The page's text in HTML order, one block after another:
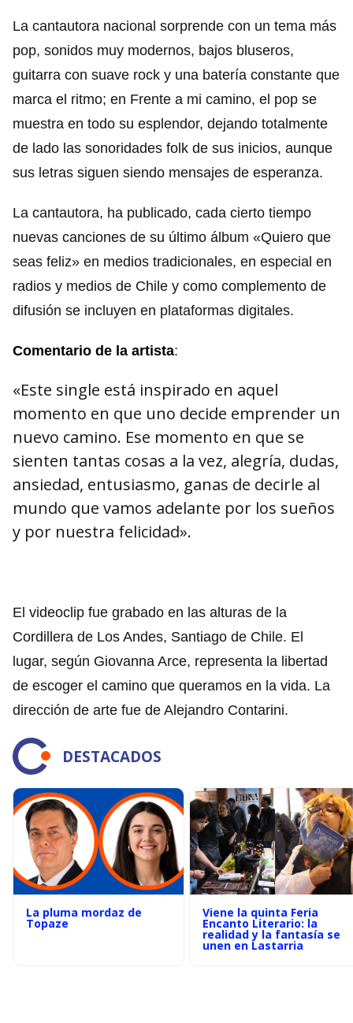
La cantautora nacional sorprende con un tema más
pop, sonidos muy modernos, bajos bluseros,
guitarra con suave rock y una batería constante que
marca el ritmo; en Frente a mi camino, el pop se
muestra en todo su esplendor, dejando totalmente
de lado las sonoridades folk de sus inicios, aunque
sus letras siguen siendo mensajes de esperanza.
La cantautora, ha publicado, cada cierto tiempo
nuevas canciones de su último álbum «Quiero que
seas feliz» en medios tradicionales, en especial en
radios y medios de Chile y como complemento de
difusión se incluyen en plataformas digitales.
Comentario de la artista:
«Este single está inspirado en aquel
momento en que uno decide emprender un
nuevo camino. Ese momento en que se
sienten tantas cosas a la vez, alegría, dudas,
ansiedad, entusiasmo, ganas de decirle al
mundo que vamos adelante por los sueños
y por nuestra felicidad».
El videoclip fue grabado en las alturas de la
Cordillera de Los Andes, Santiago de Chile. El
lugar, según Giovanna Arce, representa la libertad
de escoger el camino que queramos en la vida. La
dirección de arte fue de Alejandro Contarini.
DESTACADOS
La pluma mordaz de
Topaze
Viene la quinta Feria
Encanto Literario: la
realidad y la fantasía se
unen en Lastarria